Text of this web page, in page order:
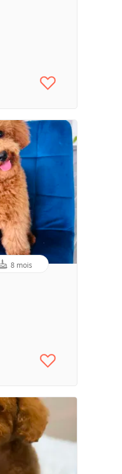
8 mois